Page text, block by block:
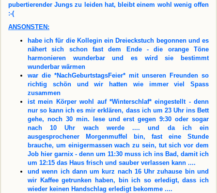
pubertierender Jungs zu leiden hat, bleibt einem wohl wenig offen
:-(
ANSONSTEN:
habe ich für die Kollegin ein Dreieckstuch begonnen und es
nähert sich schon fast dem Ende - die orange Töne
harmonieren wunderbar und es wird sie bestimmt
wunderbar wärmen
war die *NachGeburtstagsFeier* mit unseren Freunden so
richtig schön und wir hatten wie immer viel Spass
zusammen
ist mein Körper wohl auf *Winterschlaf* eingestellt - denn
nur so kann ich es mir erklären, dass ich um 23 Uhr ins Bett
gehe, noch 30 min. lese und erst gegen 9:30 oder sogar
nach 10 Uhr wach werde .... und da ich ein
ausgesprochener Morgenmuffel bin, fast eine Stunde
brauche, um einigermassen wach zu sein, tut sich vor dem
Job hier garnix - denn um 11:30 muss ich ins Bad, damit ich
um 12:15 das Haus frisch und sauber verlassen kann ....
und wenn ich dann um kurz nach 16 Uhr zuhause bin und
wir Kaffee getrunken haben, bin ich so erledigt, dass ich
wieder keinen Handschlag erledigt bekomme ....